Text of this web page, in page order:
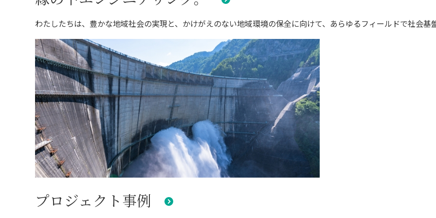
わたしたちは、豊かな地域社会の実現と、かけがえのない地域環境の保全に向けて、あらゆるフィールドで社会基
プロジェクト事例